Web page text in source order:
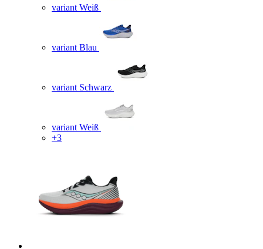
variant Weiß
variant Blau
variant Schwarz
variant Weiß
+3